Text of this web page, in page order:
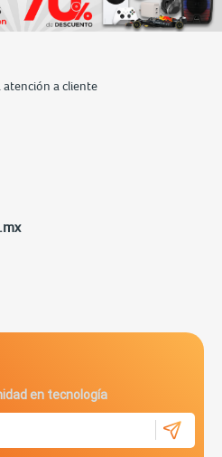
atención a cliente
en tecnología